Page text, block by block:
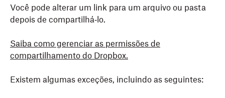
Command e clique no arquivo ou pasta que deseja
compartilhar.
Clique em
ao lado do ícone do
Dropbox.
Android ou em
(mais opções) no iOS.
SelecioneLink para visualização.
definidos comoLink para visualizaçãopor
Você pode alterar um link para um arquivo ou pasta
depois de compartilhá‑lo.
Saiba como gerenciar as permissões de
compartilhamento do Dropbox.
Existem algumas exceções, incluindo as seguintes: